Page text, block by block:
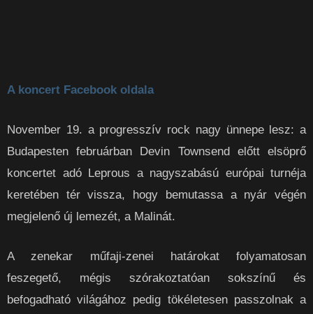
A koncert Facebook oldala
November 19. a progresszív rock nagy ünnepe lesz: a
Budapesten februárban Devin Townsend előtt elsöprő
koncertet adó Leprous a nagyszabású európai turnéja
keretében tér vissza, hogy bemutassa a nyár végén
megjelenő új lemezét, a Malinát.
A zenekar műfaji-zenei határokat folyamatosan
feszegető, mégis szórakoztatóan sokszínű és
befogadható világához pedig tökéletesen passzolnak a